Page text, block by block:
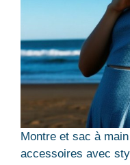
Montre et sac à
accessoires avec